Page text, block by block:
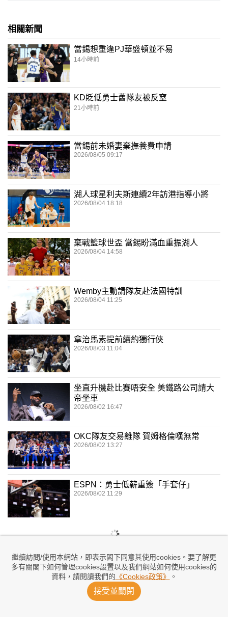
繼續訪問/使用本網站，即表示閣下同意其使用cookies。要了解更
多有關閣下如何管理cookies設置以及我們網站如何使用cookies的
資料，請閱讀我們的 《Cookies政策》 。
接受並關閉
相關新聞
當錫想重逢PJ華盛頓並不易
14小時前
KD貶低勇士舊隊友被反窒
21小時前
當錫前未婚妻棄撫養費申請
2026/08/05 09:17
湖人球星利夫斯連續2年訪港指導小將
2026/08/04 18:18
棄戰籃球世盃 當錫盼滿血重振湖人
2026/08/04 14:58
Wemby主動請隊友赴法國特訓
2026/08/04 11:25
拿治馬素提前續約獨行俠
2026/08/03 11:04
坐直升機赴比賽唔安全 美鐵路公司請大
帝坐車
2026/08/02 16:47
OKC隊友交易離隊 賀姆格倫嘆無常
2026/08/02 13:27
ESPN：勇士低薪重簽「手套仔」
2026/08/02 11:29